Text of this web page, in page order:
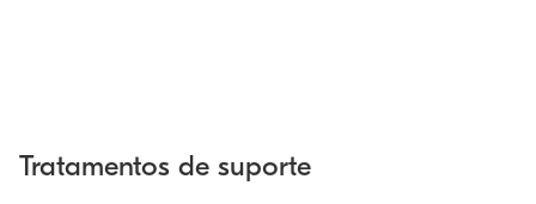
Tratamentos de suporte